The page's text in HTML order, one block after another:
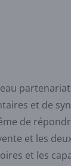
et de
de
et les
et les